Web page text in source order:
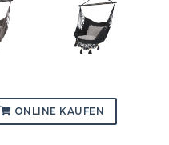
ONLINE KAUFEN